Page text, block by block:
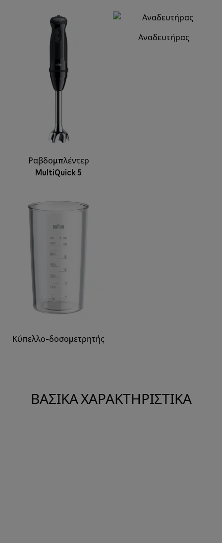
Ραβδομπλέντερ
MultiQuick 5
Αναδευτήρας
Κύπελλο-δοσομετρητής
ΒΑΣΙΚΆ ΧΑΡΑΚΤΗΡΙΣΤΙΚΆ